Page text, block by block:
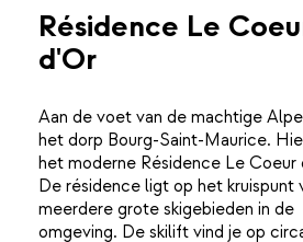
Résidence Le
d'Or
Aan de voet van de machtige
het dorp Bourg-Saint-Maurice.
het moderne Résidence Le Coeur
De résidence ligt op het kruispunt
meerdere grote skigebieden in de
omgeving. De skilift vind je op